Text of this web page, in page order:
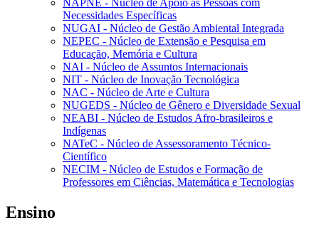
NAPNE - Núcleo de Apoio às Pessoas com
Necessidades Específicas
NUGAI - Núcleo de Gestão Ambiental Integrada
NEPEC - Núcleo de Extensão e Pesquisa em
Educação, Memória e Cultura
NAI - Núcleo de Assuntos Internacionais
NIT - Núcleo de Inovação Tecnológica
NAC - Núcleo de Arte e Cultura
NUGEDS - Núcleo de Gênero e Diversidade Sexual
NEABI - Núcleo de Estudos Afro-brasileiros e
Indígenas
NATeC - Núcleo de Assessoramento Técnico-
Científico
NECIM - Núcleo de Estudos e Formação de
Professores em Ciências, Matemática e Tecnologias
Ensino